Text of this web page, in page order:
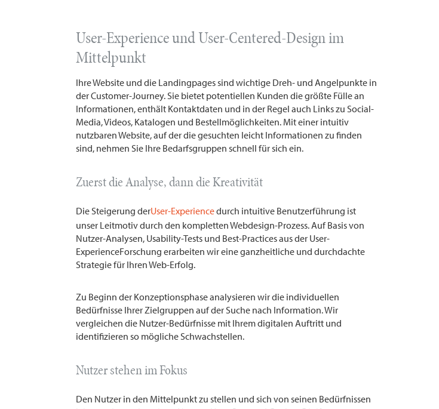
User-Experience und User-Centered-Design im
Mittelpunkt
Ihre Website und die Landingpages sind wichtige Dreh- und Angelpunkte in
der Customer-Journey. Sie bietet potentiellen Kunden die größte Fülle an
Informationen, enthält Kontaktdaten und in der Regel auch Links zu Social-
Media, Videos, Katalogen und Bestellmöglichkeiten. Mit einer intuitiv
nutzbaren Website, auf der die gesuchten leicht Informationen zu finden
sind, nehmen Sie Ihre Bedarfsgruppen schnell für sich ein.
Zuerst die Analyse, dann die Kreativität
Die Steigerung derUser-Experiencedurch intuitive Benutzerführung ist
unser Leitmotiv durch den kompletten Webdesign-Prozess. Auf Basis von
Nutzer-Analysen, Usability-Tests und Best-Practices aus der User-
ExperienceForschung erarbeiten wir eine ganzheitliche und durchdachte
Strategie für Ihren Web-Erfolg.
Zu Beginn der Konzeptionsphase analysieren wir die individuellen
Bedürfnisse Ihrer Zielgruppen auf der Suche nach Information. Wir
vergleichen die Nutzer-Bedürfnisse mit Ihrem digitalen Auftritt und
identifizieren so mögliche Schwachstellen.
Nutzer stehen im Fokus
Den Nutzer in den Mittelpunkt zu stellen und sich von seinen Bedürfnissen